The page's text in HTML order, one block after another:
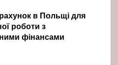
в Польщі для
роботи з
фінансами